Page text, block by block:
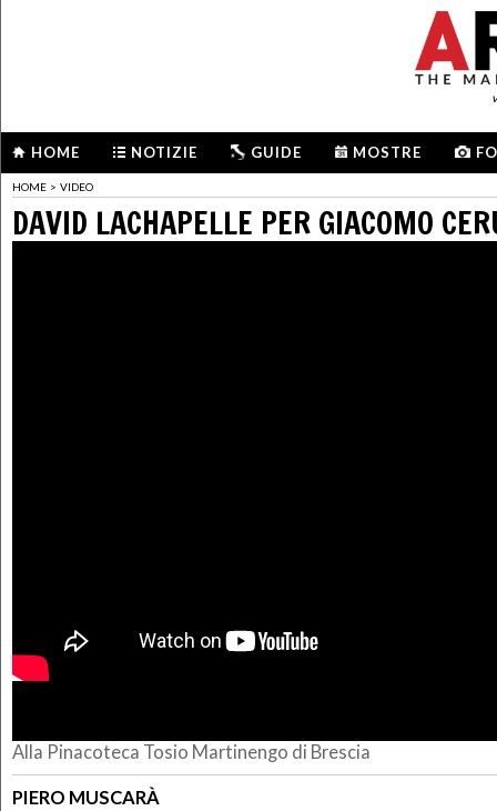
HOME NOTIZIE GUIDE MOSTRE
HOME > VIDEO
DAVID LACHAPELLE PER GIACOMO
Alla Pinacoteca Tosio Martinengo di Brescia
PIERO MUSCARÀ